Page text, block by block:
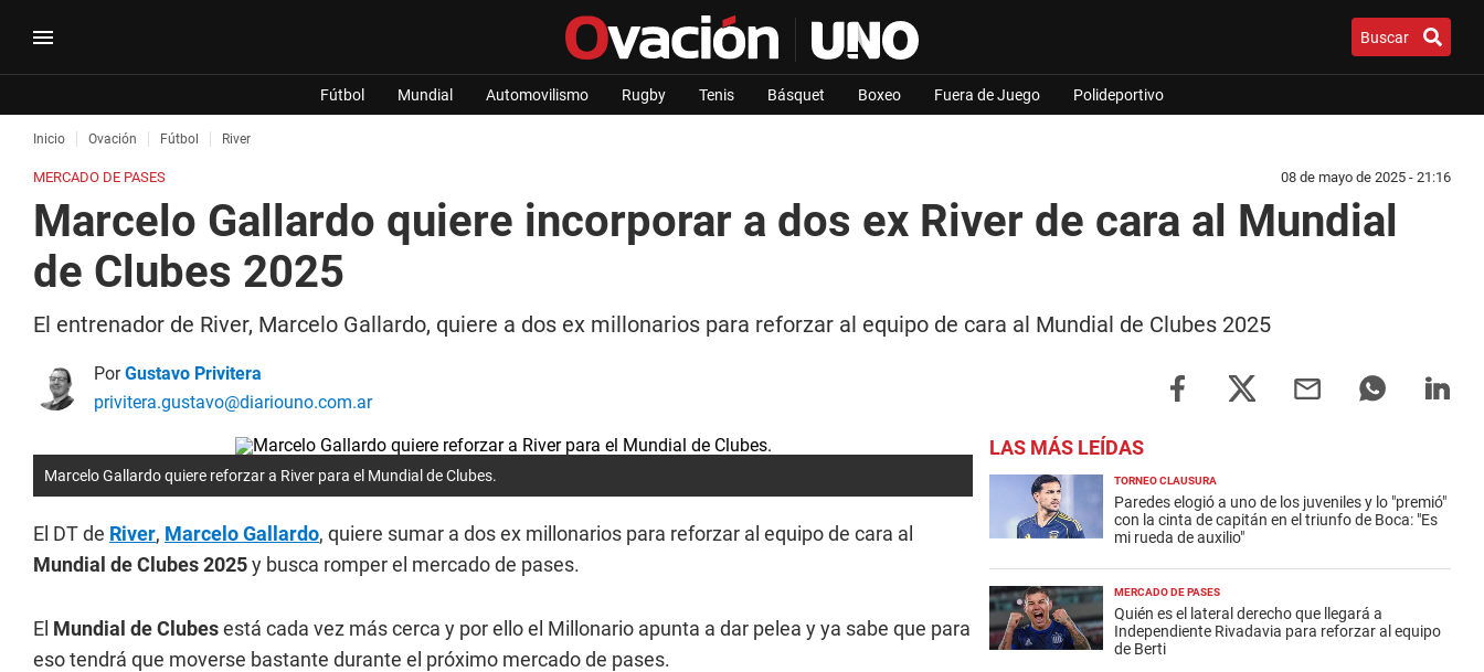
Buscar
Fútbol Mundial Automovilismo Rugby Tenis Básquet Boxeo Fuera de Juego Polideportivo
Inicio Ovación Fútbol River
MERCADO DE PASES 08 de mayo de 2025 - 21:16
Marcelo Gallardo quiere incorporar a dos ex River de cara al Mundial
de Clubes 2025
El entrenador de River, Marcelo Gallardo, quiere a dos ex millonarios para reforzar al equipo de cara al Mundial de Clubes 2025
PorGustavo Privitera
privitera.gustavo@diariouno.com.ar
Marcelo Gallardo quiere reforzar a River para el Mundial de Clubes.
El DT de River, Marcelo Gallardo, quiere sumar a dos ex millonarios para reforzar al equipo de cara al
Mundial de Clubes 2025y busca romper el mercado de pases.
El Mundial de Clubesestá cada vez más cerca y por ello el Millonario apunta a dar pelea y ya sabe que para
eso tendrá que moverse bastante durante el próximo mercado de pases.
LAS MÁS LEÍDAS
TORNEO CLAUSURA
Paredes elogió a uno de los juveniles y lo "premió"
con la cinta de capitán en el triunfo de Boca: "Es
mi rueda de auxilio"
MERCADO DE PASES
Quién es el lateral derecho que llegará a
Independiente Rivadavia para reforzar al equipo
de Berti